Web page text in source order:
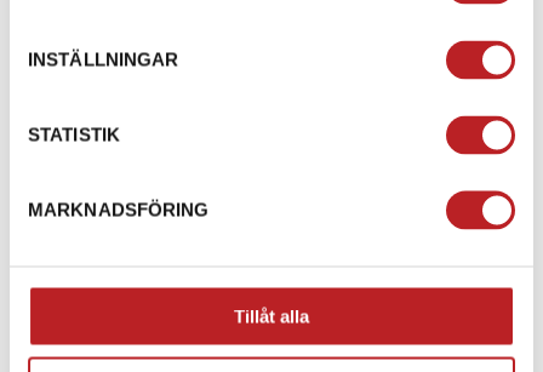
INSTÄLLNINGAR
STATISTIK
MARKNADSFÖRING
Tillåt alla
445,00 kr
Gå till produkten